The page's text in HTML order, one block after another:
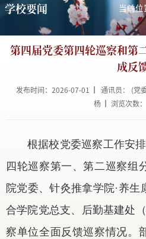
当前位
学校要闻
第四届党委第四轮巡察和第
成反
发布时间：2026-07-01 通讯员： (党
杨
浏览次数：
根据校党委巡察工作安
四轮巡察第一、第二巡察组
院党委、针灸推拿学院·养
合学院党总支、后勤基建处
察单位全面反馈巡察情况。